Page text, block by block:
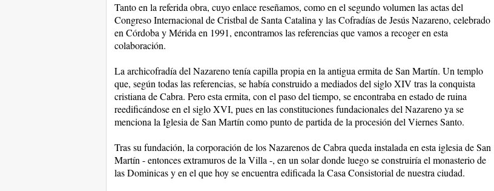
Tanto en la referida obra, cuyo enlace reseñamos, como en el segundo volumen las actas del
Congreso Internacional de Cristbal de Santa Catalina y las Cofradías de Jesús Nazareno, celebrado
en Córdoba y Mérida en 1991, encontramos las referencias que vamos a recoger en esta
colaboración.
La archicofradía del Nazareno tenía capilla propia en la antigua ermita de San Martín. Un templo
que, según todas las referencias, se había construido a mediados del siglo XIV tras la conquista
cristiana de Cabra. Pero esta ermita, con el paso del tiempo, se encontraba en estado de ruina
reedificándose en el siglo XVI, pues en las constituciones fundacionales del Nazareno ya se
menciona la Iglesia de San Martín como punto de partida de la procesión del Viernes Santo.
Tras su fundación, la corporación de los Nazarenos de Cabra queda instalada en esta iglesia de San
Martín - entonces extramuros de la Villa -, en un solar donde luego se construiría el monasterio de
las Dominicas y en el que hoy se encuentra edificada la Casa Consistorial de nuestra ciudad.